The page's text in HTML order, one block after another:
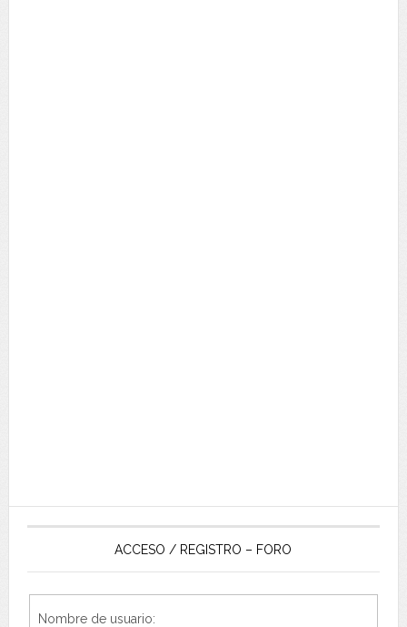
ACCESO / REGISTRO – FORO
Nombre de usuario: